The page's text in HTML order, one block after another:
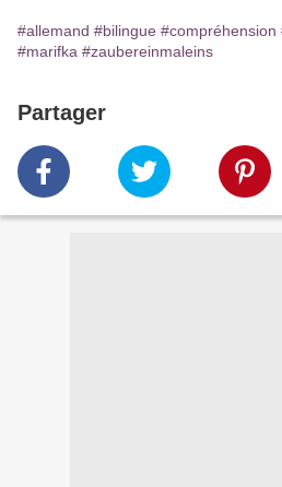
#allemand #bilingue #compréhension
#marifka #zaubereinmaleins
Partager